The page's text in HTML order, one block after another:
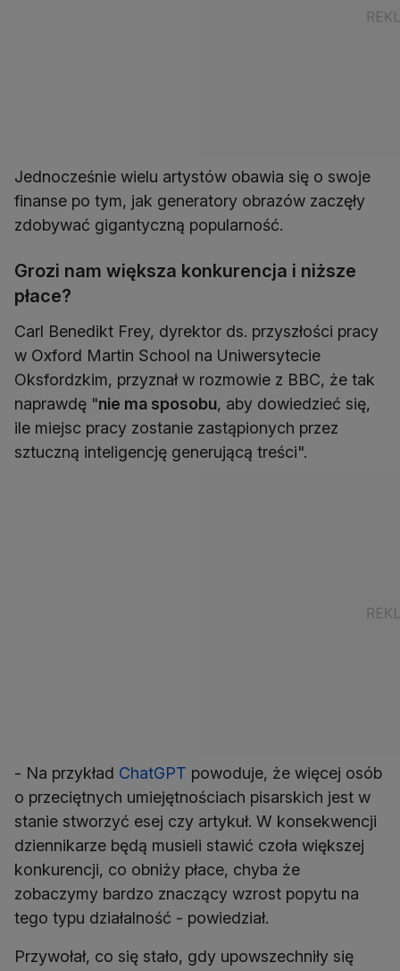
Jednocześnie wielu artystów obawia się o swoje
finanse po tym, jak generatory obrazów zaczęły
zdobywać gigantyczną popularność.
Grozi nam większa konkurencja i niższe
płace?
Carl Benedikt Frey, dyrektor ds. przyszłości pracy
w Oxford Martin School na Uniwersytecie
Oksfordzkim, przyznał w rozmowie z BBC, że tak
naprawdę "nie ma sposobu, aby dowiedzieć się,
ile miejsc pracy zostanie zastąpionych przez
sztuczną inteligencję generującą treści".
- Na przykład ChatGPT powoduje, że więcej osób
o przeciętnych umiejętnościach pisarskich jest w
stanie stworzyć esej czy artykuł. W konsekwencji
dziennikarze będą musieli stawić czoła większej
konkurencji, co obniży płace, chyba że
zobaczymy bardzo znaczący wzrost popytu na
tego typu działalność - powiedział.
Przywołał, co się stało, gdy upowszechniły się